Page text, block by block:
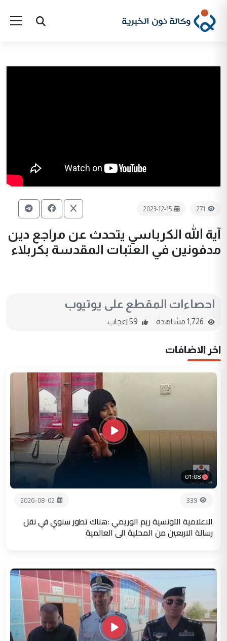
271
2023-12-15
آية الله الكرباسي يتحدث عن مراجع دين
مدفونين في العتبات المقدسة بكربلاء
احصاءات المقطع على يوتيوب
اخر الاضافات
01:08
339
2026-08-02
الاعلامية التونسية ريم الوريمي :هناك تطور سنوي في نقل
رسالة الاربعين من المحلية الى العالمية